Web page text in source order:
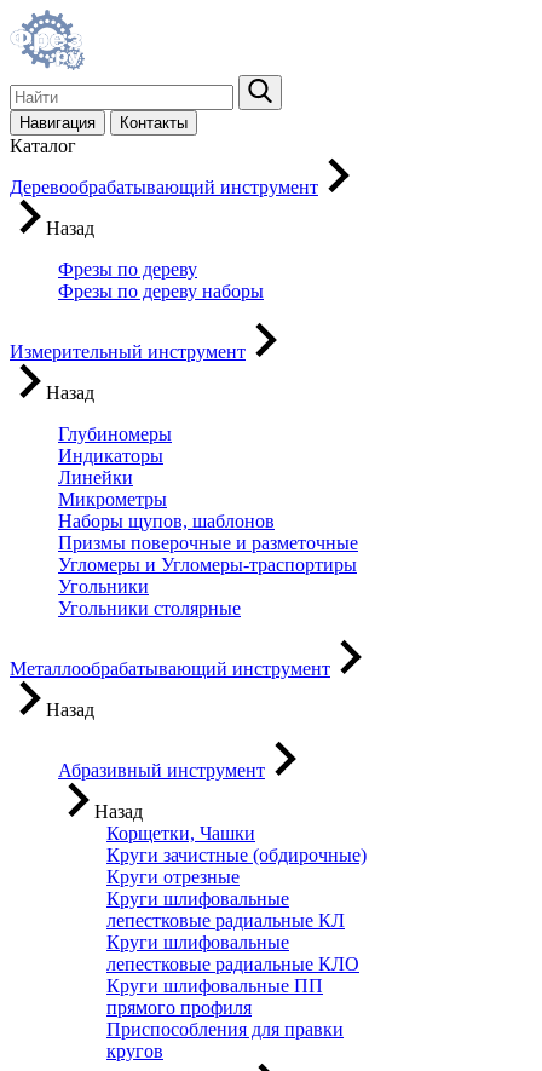
Навигация Контакты
Каталог
Деревообрабатывающий инструмент
Назад
Фрезы по дереву
Фрезы по дереву наборы
Измерительный инструмент
Назад
Глубиномеры
Индикаторы
Линейки
Микрометры
Наборы щупов, шаблонов
Призмы поверочные и разметочные
Угломеры и Угломеры-траспортиры
Угольники
Угольники столярные
Металлообрабатывающий инструмент
Назад
Абразивный инструмент
Назад
Корщетки, Чашки
Круги зачистные (обдирочные)
Круги отрезные
Круги шлифовальные
лепестковые радиальные КЛ
Круги шлифовальные
лепестковые радиальные КЛО
Круги шлифовальные ПП
прямого профиля
Приспособления для правки
кругов